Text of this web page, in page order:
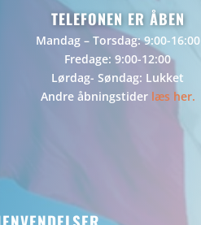
TELEFONEN ER ÅBEN
Mandag – Torsdag: 9:00-16:00
Fredage: 9:00-12:00
Lørdag- Søndag: Lukket
Andre åbningstider læs her.